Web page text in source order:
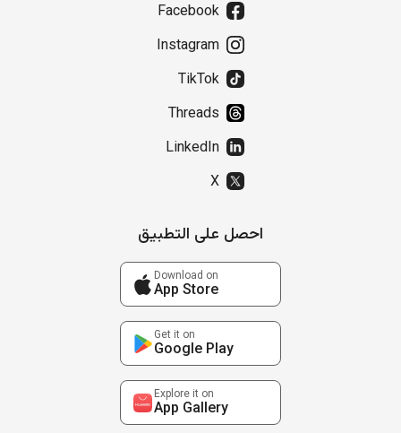
Facebook
Instagram
TikTok
Threads
LinkedIn
X
احصل على التطبيق
Download on
App Store
Get it on
Google Play
Explore it on
App Gallery